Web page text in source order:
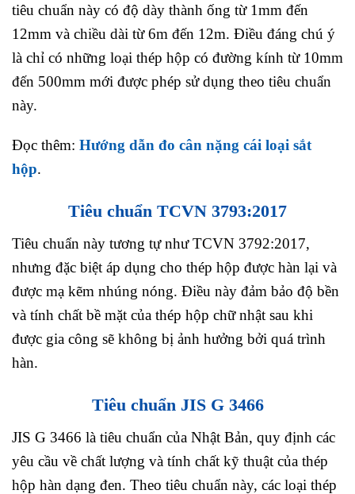
tiêu chuẩn này có độ dày thành ống từ 1mm đến
12mm và chiều dài từ 6m đến 12m. Điều đáng chú ý
là chỉ có những loại thép hộp có đường kính từ 10mm
đến 500mm mới được phép sử dụng theo tiêu chuẩn
này.
Đọc thêm: Hướng dẫn đo cân nặng cái loại sắt
hộp.
Tiêu chuẩn TCVN 3793:2017
Tiêu chuẩn này tương tự như TCVN 3792:2017,
nhưng đặc biệt áp dụng cho thép hộp được hàn lại và
được mạ kẽm nhúng nóng. Điều này đảm bảo độ bền
và tính chất bề mặt của thép hộp chữ nhật sau khi
được gia công sẽ không bị ảnh hưởng bởi quá trình
hàn.
Tiêu chuẩn JIS G 3466
JIS G 3466 là tiêu chuẩn của Nhật Bản, quy định các
yêu cầu về chất lượng và tính chất kỹ thuật của thép
hộp hàn dạng đen. Theo tiêu chuẩn này, các loại thép